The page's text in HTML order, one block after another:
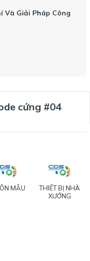
Và Giải Pháp Công
cứng #04
MẪU
THIẾT BỊ NHÀ
XƯỞNG